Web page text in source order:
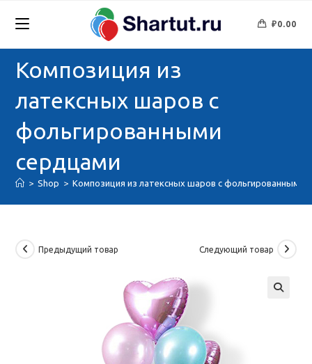
₽0.00
Композиция из
латексных шаров с
фольгированными
сердцами
> Shop > Композиция из латексных шаров с фольгированными
Предыдущий товар Следующий товар